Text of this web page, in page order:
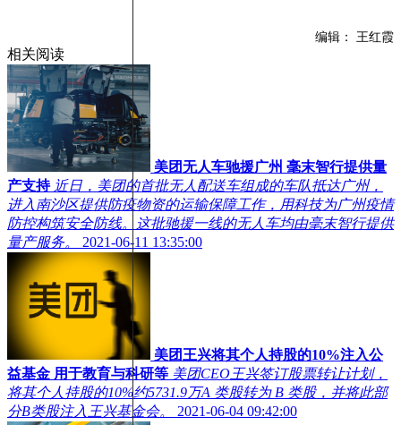
编辑： 王红霞
相关阅读
美团无人车驰援广州 毫末智行提供量
产支持 近日，美团的首批无人配送车组成的车队抵达广州，
进入南沙区提供防疫物资的运输保障工作，用科技为广州疫情
防控构筑安全防线。这批驰援一线的无人车均由毫末智行提供
量产服务。
2021-06-11 13:35:00
美团王兴将其个人持股的10%注入公
益基金 用于教育与科研等 美团CEO王兴签订股票转让计划，
将其个人持股的10%约5731.9万A 类股转为 B 类股，并将此部
分B类股注入王兴基金会。
2021-06-04 09:42:00